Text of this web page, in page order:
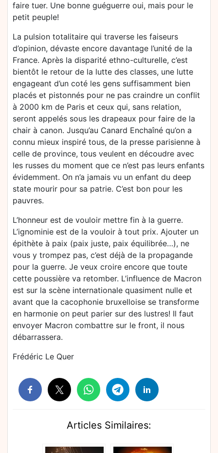
faire tuer. Une bonne guéguerre oui, mais pour le
petit peuple!
La pulsion totalitaire qui traverse les faiseurs
d’opinion, dévaste encore davantage l’unité de la
France. Après la disparité ethno-culturelle, c’est
bientôt le retour de la lutte des classes, une lutte
engageant d’un coté les gens suffisamment bien
placés et pistonnés pour ne pas craindre un conflit
à 2000 km de Paris et ceux qui, sans relation,
seront appelés sous les drapeaux pour faire de la
chair à canon. Jusqu’au Canard Enchaîné qu’on a
connu mieux inspiré tous, de la presse parisienne à
celle de province, tous veulent en découdre avec
les russes du moment que ce n’est pas leurs enfants
évidemment. On n’a jamais vu un enfant du deep
state mourir pour sa patrie. C’est bon pour les
pauvres.
L’honneur est de vouloir mettre fin à la guerre.
L’ignominie est de la vouloir à tout prix. Ajouter un
épithète à paix (paix juste, paix équilibrée…), ne
vous y trompez pas, c’est déjà de la propagande
pour la guerre. Je veux croire encore que toute
cette poussière va retomber. L’influence de Macron
est sur la scène internationale quasiment nulle et
avant que la cacophonie bruxelloise se transforme
en harmonie on peut parier sur des lustres! Il faut
envoyer Macron combattre sur le front, il nous
débarrassera.
Frédéric Le Quer
Articles Similaires: